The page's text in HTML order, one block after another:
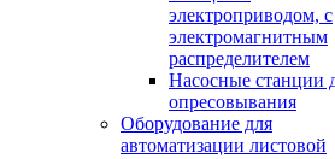
электроприводом, с
электромагнитным
распределителем
Насосные станции
опресовывания
Оборудование для
автоматизации листовой